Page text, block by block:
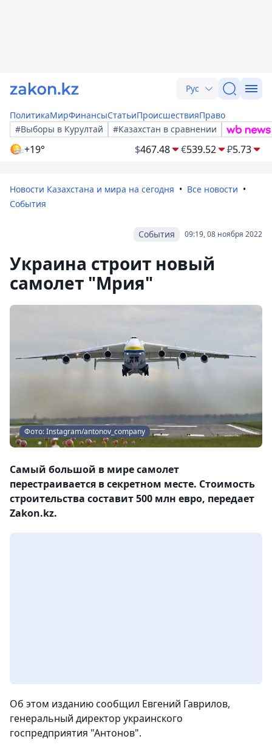
Рус
ПолитикаМирФинансыСтатьиПроисшествияПраво
#Выборы в Курултай
#Казахстан в сравнении
+19° $467.48 €539.52 ₽5.73
Новости Казахстана и мира на сегодня
Все новости
События
09:19, 08 ноября 2022
События
Украина строит новый
самолет "Мрия"
Фото: Instagram/antonov_company
Самый большой в мире самолет
перестраивается в секретном месте. Стоимость
строительства составит 500 млн евро, передает
Zakon.kz.
Об этом изданию сообщил Евгений Гаврилов,
генеральный директор украинского
госпредприятия "Антонов".